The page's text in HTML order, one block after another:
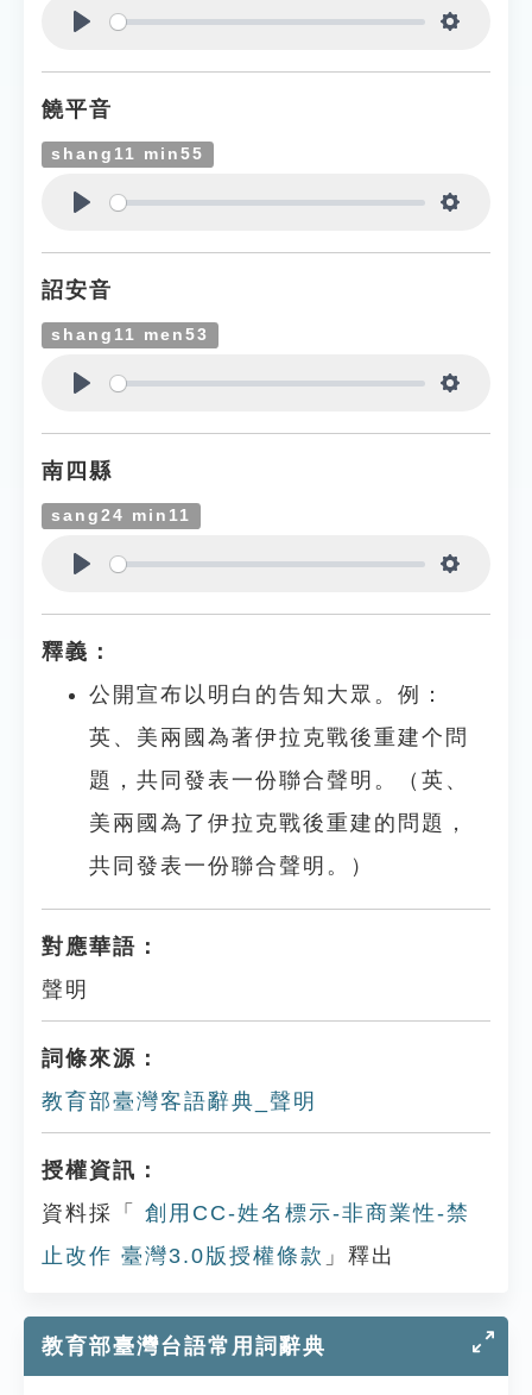
饒平音
shang11 min55
詔安音
shang11 men53
南四縣
sang24 min11
釋義：
公開宣布以明白的告知大眾。例：
英、美兩國為著伊拉克戰後重建个問
題，共同發表一份聯合聲明。（英、
美兩國為了伊拉克戰後重建的問題，
共同發表一份聯合聲明。）
對應華語：
聲明
詞條來源：
教育部臺灣客語辭典_聲明
授權資訊：
資料採「
創用CC-姓名標示-非商業性-禁
止改作 臺灣3.0版授權條款 」釋出
教育部臺灣台語常用詞辭典